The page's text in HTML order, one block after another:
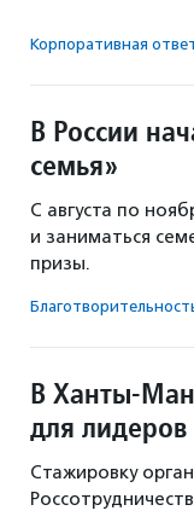
Корпоративная
В России
семья»
С августа по
и заниматься
призы.
В Ханты-
для
Стажировку